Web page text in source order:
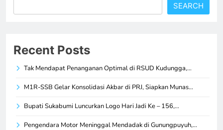
SEARCH
Recent Posts
Tak Mendapat Penanganan Optimal di RSUD Kudungga,…
M1R-SSB Gelar Konsolidasi Akbar di PRJ, Siapkan Munas…
Bupati Sukabumi Luncurkan Logo Hari Jadi Ke – 156,…
Pengendara Motor Meninggal Mendadak di Gunungpuyuh,…